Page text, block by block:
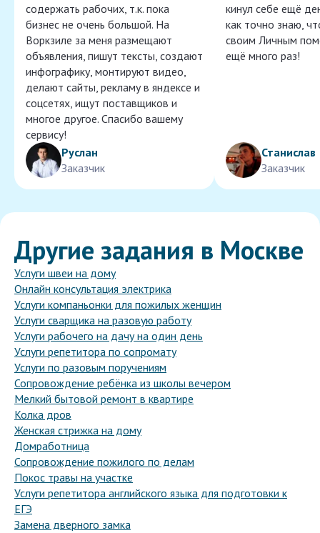
содержать рабочих, т.к. пока
бизнес не очень большой. На
Воркзиле за меня размещают
объявления, пишут тексты, создают
инфографику, монтируют видео,
делают сайты, рекламу в яндексе и
соцсетях, ищут поставщиков и
многое другое. Спасибо вашему
сервису!
Руслан
Заказчик
кинул себе ещё
как точно знаю,
своим Личным
ещё много раз!
Станислав
Заказчик
Другие задания в Москве
Услуги швеи на дому
Онлайн консультация электрика
Услуги компаньонки для пожилых женщин
Услуги сварщика на разовую работу
Услуги рабочего на дачу на один день
Услуги репетитора по сопромату
Услуги по разовым поручениям
Сопровождение ребёнка из школы вечером
Мелкий бытовой ремонт в квартире
Колка дров
Женская стрижка на дому
Домработница
Сопровождение пожилого по делам
Покос травы на участке
Услуги репетитора английского языка для подготовки к
ЕГЭ
Замена дверного замка